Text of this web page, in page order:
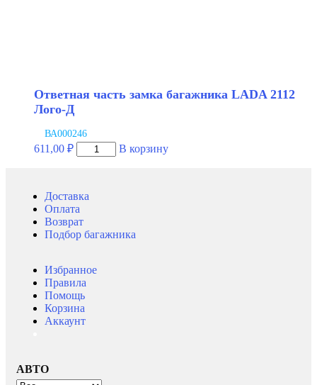
Ответная часть замка багажника LADA 2112
Лого-Д
ВА000246
611,00 ₽
Количество
товара
замка
багажника
LADA
2112
В корзину
Доставка
Оплата
Возврат
Подбор багажника
Избранное
Правила
Помощь
Корзина
Аккаунт
АВТО